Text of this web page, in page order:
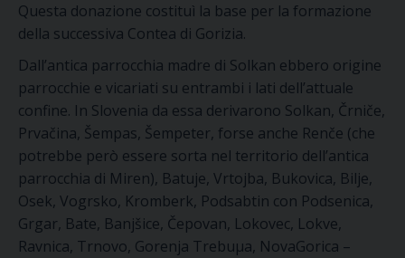
Questa donazione costituì la base per la formazione
della successiva Contea di Gorizia.
Dall’antica parrocchia madre di Solkan ebbero origine
parrocchie e vicariati su entrambi i lati dell’attuale
confine. In Slovenia da essa derivarono Solkan, Črniče,
Prvačina, Šempas, Šempeter, forse anche Renče (che
potrebbe però essere sorta nel territorio dell’antica
parrocchia di Miren), Batuje, Vrtojba, Bukovica, Bilje,
Osek, Vogrsko, Kromberk, Podsabtin con Podsenica,
Grgar, Bate, Banjšice, Čepovan, Lokovec, Lokve,
Ravnica, Trnovo, Gorenja Trebuµa, NovaGorica –